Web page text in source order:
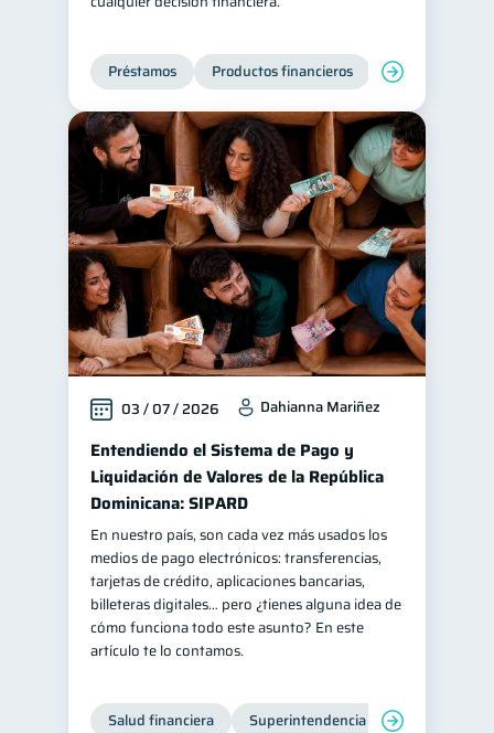
5
Derechos & Deberes 4
Superintendencia de Bancos 4
Criptomonedas 2
Cuenta Abandonada 2
Inversiones 2
Finanzas Personales 1
Educación Financiera 1
Fraudes 1 Mipymes 1
Información financiera 1
Gasto responsable
información financiera
Préstamos Productos financieros Manejo de
03 / 07 / 2026 Dahianna Mariñez
Entendiendo el Sistema de Pago y
Liquidación de Valores de la República
Dominicana: SIPARD
En nuestro país, son cada vez más usados los
medios de pago electrónicos: transferencias,
tarjetas de crédito, aplicaciones bancarias,
billeteras digitales… pero ¿tienes alguna idea de
cómo funciona todo este asunto? En este
artículo te lo contamos.
Salud financiera Superintendencia de Bancos